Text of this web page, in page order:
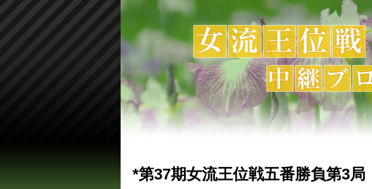
*第37期女流王位戦五番勝負第3局